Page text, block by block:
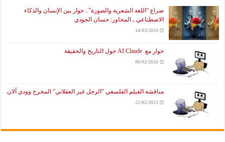
صراع “اللغة الشعرية والصورة”.. حوار بين الإنسان والذكاء
الاصطناعي ـ المحاور: حسان الجودي
14/03/2026
حوار مع AI Claude حول التاريخ والحقيقة
06/02/2026
مناقشة الفيلم الفلسفي “الرجل غير العقلاني” المخرج وودي آلان
22/02/2025